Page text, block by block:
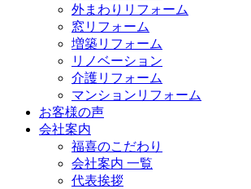
外まわりリフォーム
窓リフォーム
増築リフォーム
リノベーション
介護リフォーム
マンションリフォーム
お客様の声
会社案内
福喜のこだわり
会社案内 一覧
代表挨拶